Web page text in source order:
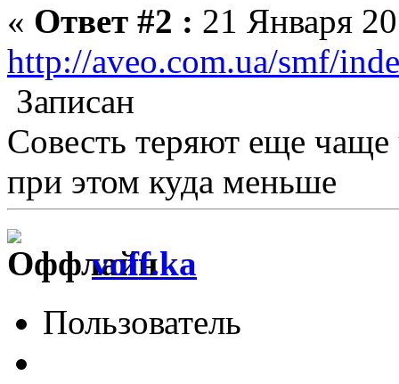
« Ответ #2 : 21 Января
http://aveo.com.ua/smf/
Записан
Совесть теряют еще
при этом куда меньше
voff.ka
Пользователь